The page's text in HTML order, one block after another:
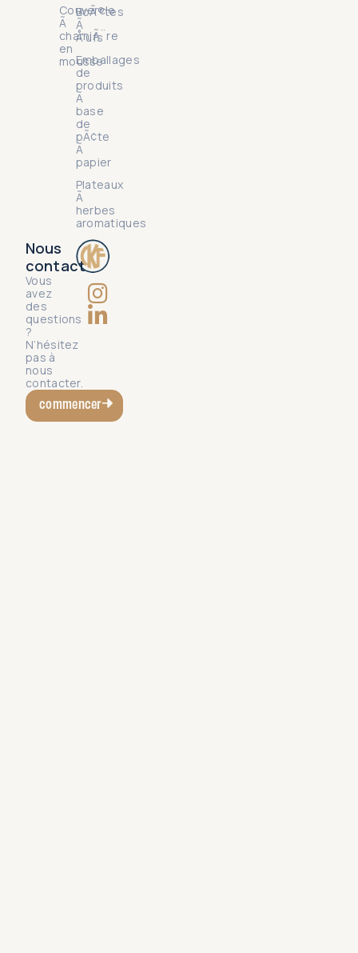
BoÃ®tes
Ã
Å“ufs
Emballages
de
produits
Ã
base
de
pÃ¢te
Ã
papier
Plateaux
Ã
herbes
aromatiques
Couvercle
Ã
charniÃ¨re
en
mousse
Nous
contact
Vous
avez
des
questions
?
N’hésitez
pas à
nous
contacter.
commencer